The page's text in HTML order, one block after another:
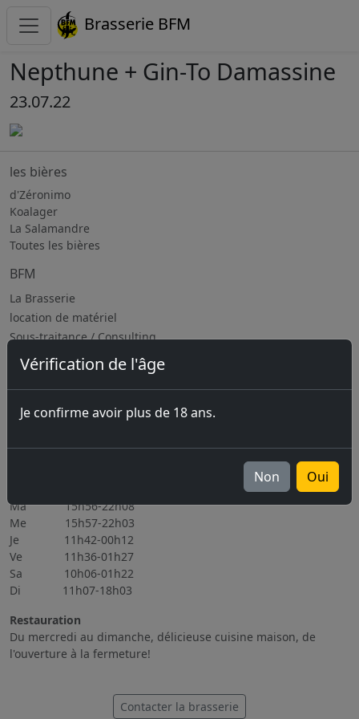
Brasserie BFM
Vérification de l'âge
Je confirme avoir plus de 18 ans.
Non Oui
Nepthune + Gin-To Damassine
23.07.22
les bières
d'Zéronimo
Koalager
La Salamandre
Toutes les bières
BFM
La Brasserie
location de matériel
Sous-traitance / Consulting
Jobs
Prochains évènements
06.11.2026 Brassin Public 6-7.11.2026
Heures d'ouverture
Ma 15h56-22h08
Me 15h57-22h03
Je 11h42-00h12
Ve 11h36-01h27
Sa 10h06-01h22
Di 11h07-18h03
Restauration
Du mercredi au dimanche, délicieuse cuisine maison, de
l'ouverture à la fermeture!
Contacter la brasserie